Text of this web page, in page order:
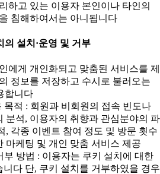
하고 있는 이용자 본인이나 타인의
침해하여서는 아니됩니다
설치·운영 및 거부
에게 개인화되고 맞춤된 서비스를 제
정보를 저장하고 수시로 불러오는
합니다
목적 : 회원과 비회원의 접속 빈도나
분석, 이용자의 취향과 관심분야의 파
, 각종 이벤트 참여 정도 및 방문 횟수
마케팅 및 개인 맞춤 서비스 제공
부 방법 : 이용자는 쿠키 설치에 대한
니다 단, 쿠키 설치를 거부하였을 경우